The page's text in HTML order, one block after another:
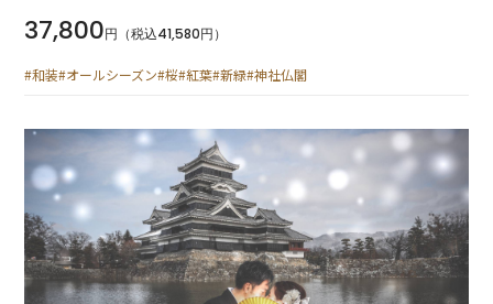
37,800円（税込41,580円）
#和装#オールシーズン#桜#紅葉#新緑#神社仏閣